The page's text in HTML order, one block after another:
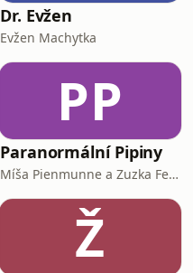
Dr. Evžen
Evžen Machytka
PP
Paranormální Pipiny
Míša Pienmunne a Zuzka Fejfarová
Ž